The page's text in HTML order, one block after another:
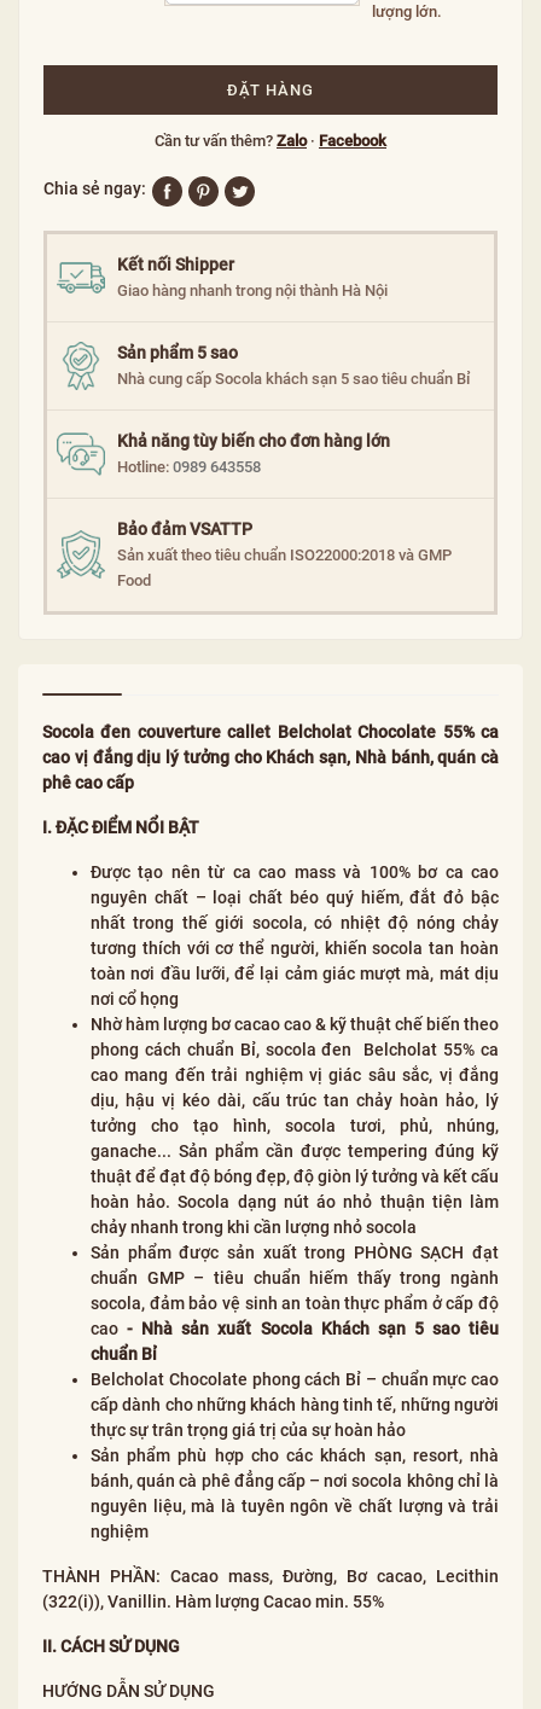
lượng lớn.
ĐẶT HÀNG
Cần tư vấn thêm? Zalo · Facebook
Chia sẻ ngay:
Kết nối Shipper
Giao hàng nhanh trong nội thành Hà Nội
Sản phẩm 5 sao
Nhà cung cấp Socola khách sạn 5 sao tiêu chuẩn Bỉ
Khả năng tùy biến cho đơn hàng lớn
Hotline: 0989 643558
Bảo đảm VSATTP
Sản xuất theo tiêu chuẩn ISO22000:2018 và GMP
Food
Socola đen couverture callet Belcholat Chocolate 55% ca
cao vị đắng dịu lý tưởng cho Khách sạn, Nhà bánh, quán cà
phê cao cấp
I. ĐẶC ĐIỂM NỔI BẬT
Được tạo nên từ ca cao mass và 100% bơ ca cao
nguyên chất – loại chất béo quý hiếm, đắt đỏ bậc
nhất trong thế giới socola, có nhiệt độ nóng chảy
tương thích với cơ thể người, khiến socola tan hoàn
toàn nơi đầu lưỡi, để lại cảm giác mượt mà, mát dịu
nơi cổ họng
Nhờ hàm lượng bơ cacao cao & kỹ thuật chế biến theo
phong cách chuẩn Bỉ, socola đen Belcholat 55% ca
cao mang đến trải nghiệm vị giác sâu sắc, vị đắng
dịu, hậu vị kéo dài, cấu trúc tan chảy hoàn hảo, lý
tưởng cho tạo hình, socola tươi, phủ, nhúng,
ganache... Sản phẩm cần được tempering đúng kỹ
thuật để đạt độ bóng đẹp, độ giòn lý tưởng và kết cấu
hoàn hảo. Socola dạng nút áo nhỏ thuận tiện làm
chảy nhanh trong khi cần lượng nhỏ socola
Sản phẩm được sản xuất trong PHÒNG SẠCH đạt
chuẩn GMP – tiêu chuẩn hiếm thấy trong ngành
socola, đảm bảo vệ sinh an toàn thực phẩm ở cấp độ
cao- Nhà sản xuất Socola Khách sạn 5 sao tiêu
chuẩn Bỉ
Belcholat Chocolate phong cách Bỉ – chuẩn mực cao
cấp dành cho những khách hàng tinh tế, những người
thực sự trân trọng giá trị của sự hoàn hảo
Sản phẩm phù hợp cho các khách sạn, resort, nhà
bánh, quán cà phê đẳng cấp – nơi socola không chỉ là
nguyên liệu, mà là tuyên ngôn về chất lượng và trải
nghiệm
THÀNH PHẦN: Cacao mass, Đường, Bơ cacao, Lecithin
(322(i)), Vanillin. Hàm lượng Cacao min. 55%
II. CÁCH SỬ DỤNG
HƯỚNG DẪN SỬ DỤNG